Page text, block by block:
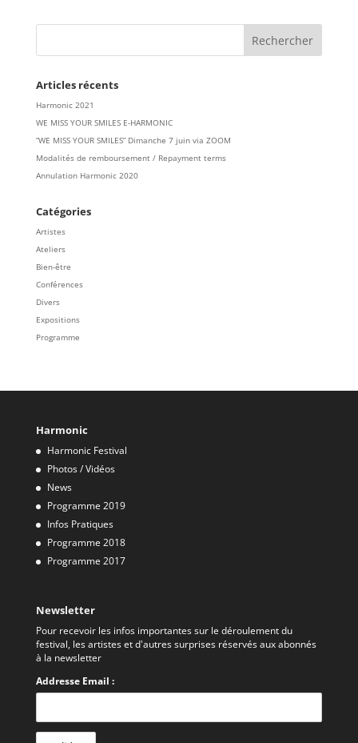
Articles récents
Harmonic 2021
WE MISS YOUR SMILES E-HARMONIC
“WE MISS YOUR SMILES” Dimanche 7 juin via ZOOM
Modalités de remboursement / Repayment terms
Annulation Harmonic 2020
Catégories
Artistes
Ateliers
Bien-être
Conférences
Divers
Expositions
Programme
Harmonic
Harmonic Festival
Photos / Vidéos
News
Programme 2019
Infos Pratiques
Programme 2018
Programme 2017
Newsletter
Pour recevoir les infos importantes sur le déroulement du
festival, les artistes et d'autres surprises réservés aux abonnés
à la newsletter
Addresse Email :